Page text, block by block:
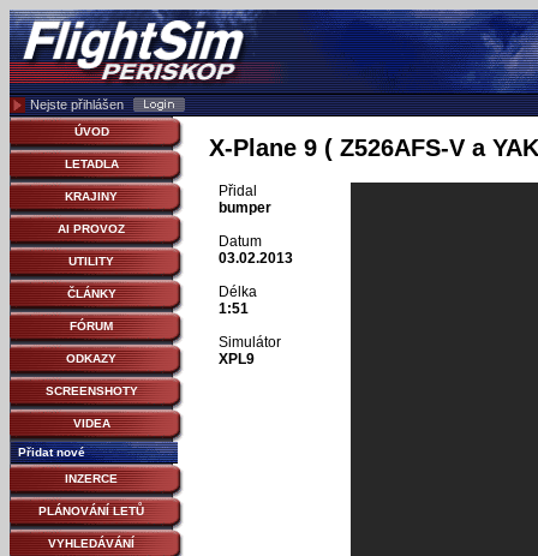
Nejste přihlášen
ÚVOD
LETADLA
KRAJINY
AI PROVOZ
UTILITY
ČLÁNKY
FÓRUM
ODKAZY
SCREENSHOTY
VIDEA
Přidat nové
INZERCE
PLÁNOVÁNÍ LETŮ
VYHLEDÁVÁNÍ
X-Plane 9 ( Z526AFS-V a
Přidal
bumper
Datum
03.02.2013
Délka
1:51
Simulátor
XPL9